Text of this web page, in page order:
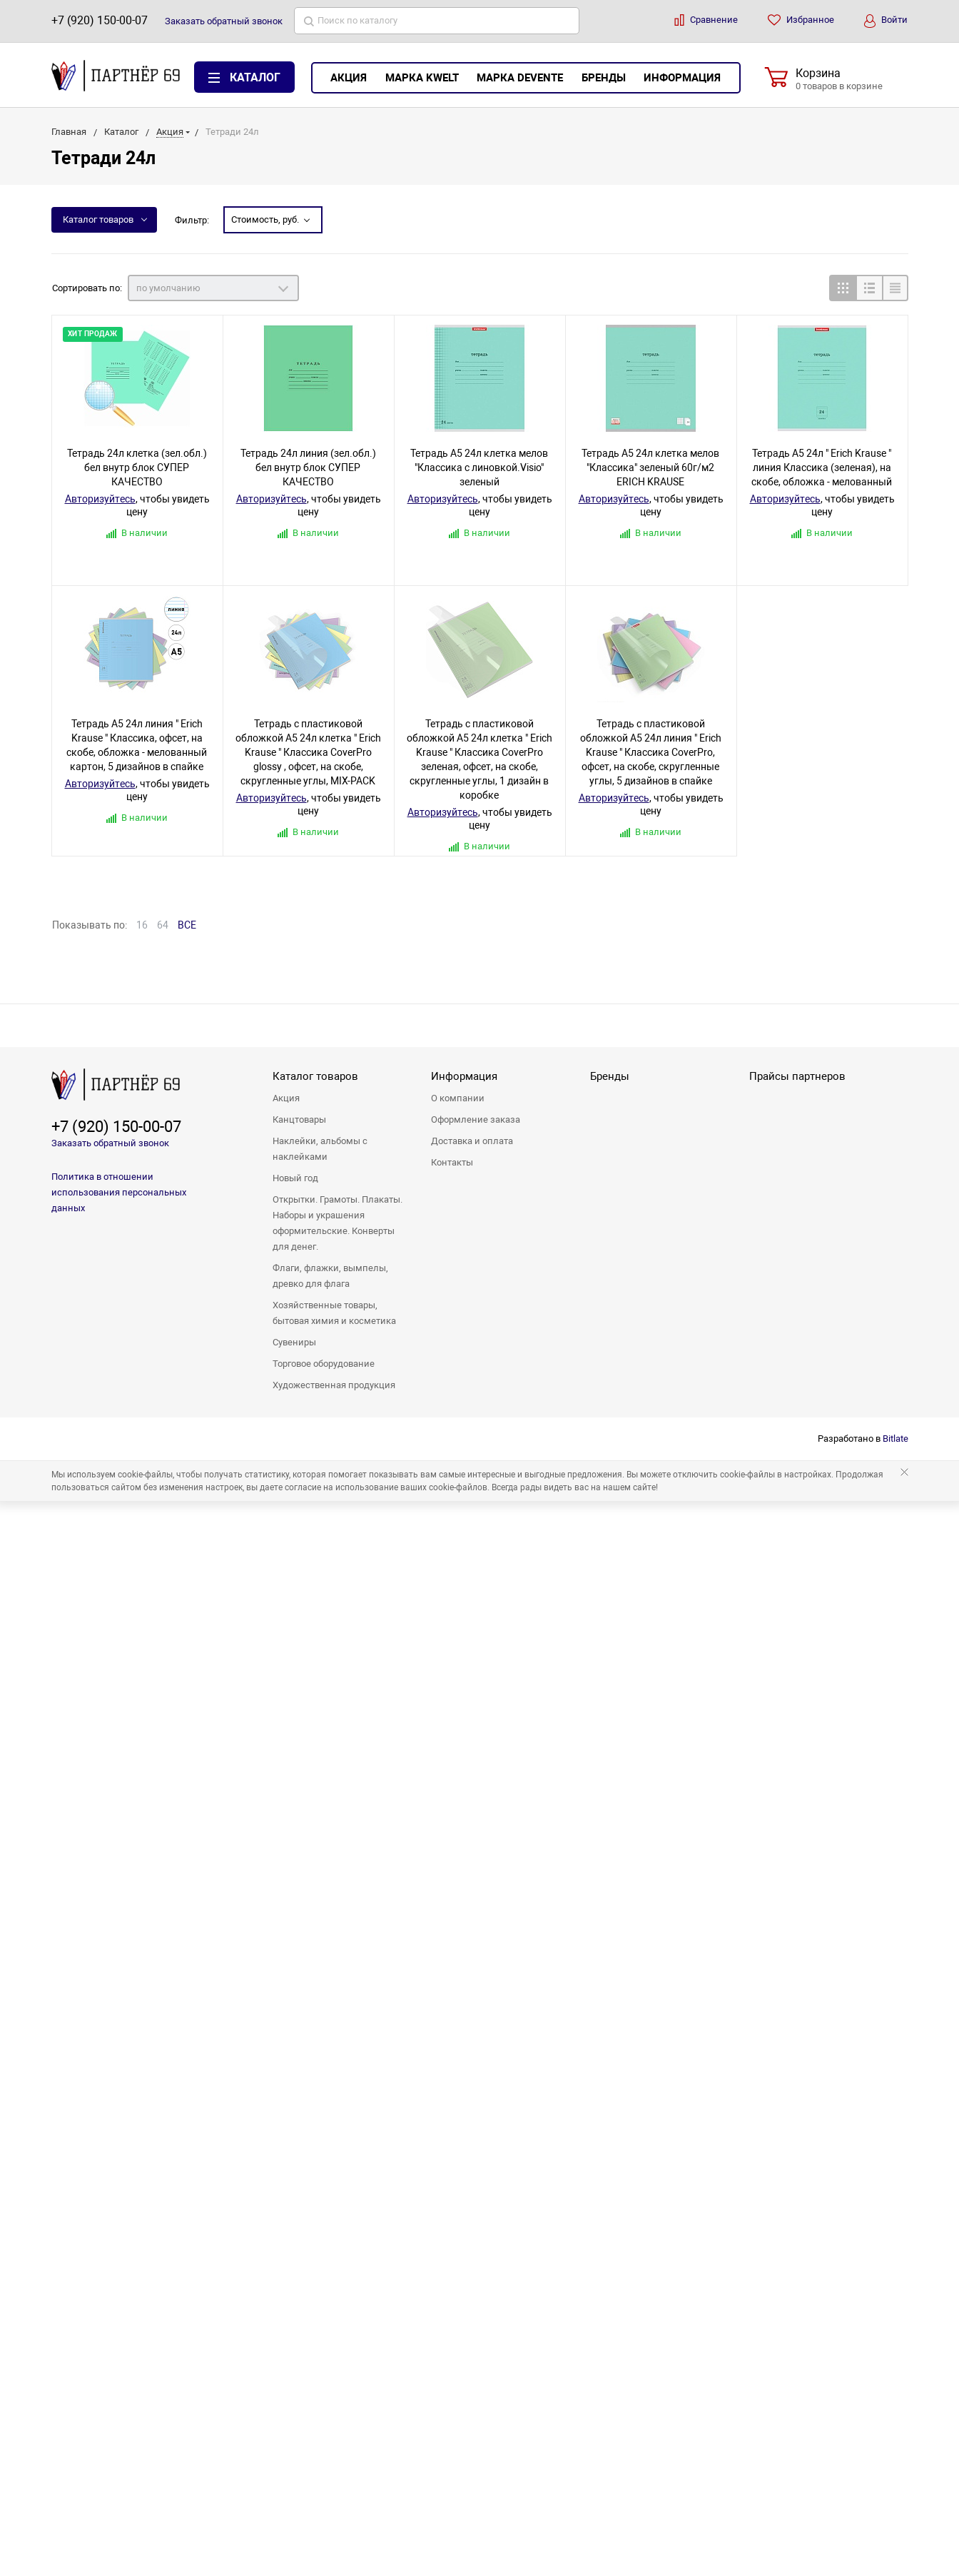
+7 (920) 150-00-07 Заказать обратный звонок Сравнение Избранное Войти
КАТАЛОГ АКЦИЯ МАРКА KWELT МАРКА DEVENTE БРЕНДЫ ИНФОРМАЦИЯ Корзина
0 товаров в корзине
Главная Каталог Акция Тетради 24л
Тетради 24л
Каталог товаров Фильтр: Стоимость, руб.
Сортировать по: по умолчанию
ХИТ ПРОДАЖ
Тетрадь 24л клетка (зел.обл.)
бел внутр блок СУПЕР
КАЧЕСТВО
Авторизуйтесь, чтобы увидеть
цену
В наличии
Тетрадь 24л линия (зел.обл.)
бел внутр блок СУПЕР
КАЧЕСТВО
Авторизуйтесь, чтобы увидеть
цену
В наличии
Тетрадь А5 24л клетка мелов
"Классика с линовкой.Visio"
зеленый
Авторизуйтесь, чтобы увидеть
цену
В наличии
Тетрадь А5 24л клетка мелов
"Классика" зеленый 60г/м2
ERICH KRAUSE
Авторизуйтесь, чтобы увидеть
цену
В наличии
Тетрадь А5 24л " Erich Krause "
линия Классика (зеленая), на
скобе, обложка - мелованный
Авторизуйтесь, чтобы увидеть
цену
В наличии
Тетрадь А5 24л линия " Erich
Krause " Классика, офсет, на
скобе, обложка - мелованный
картон, 5 дизайнов в спайке
Авторизуйтесь, чтобы увидеть
цену
В наличии
Тетрадь с пластиковой
обложкой А5 24л клетка " Erich
Krause " Классика CoverPrо
glossy , офсет, на скобе,
скругленные углы, MIX-PACK
Авторизуйтесь, чтобы увидеть
цену
В наличии
Тетрадь с пластиковой
обложкой А5 24л клетка " Erich
Krause " Классика CoverPrо
зеленая, офсет, на скобе,
скругленные углы, 1 дизайн в
коробке
Авторизуйтесь, чтобы увидеть
цену
В наличии
Тетрадь с пластиковой
обложкой А5 24л линия " Erich
Krause " Классика CoverPrо,
офсет, на скобе, скругленные
углы, 5 дизайнов в спайке
Авторизуйтесь, чтобы увидеть
цену
В наличии
Показывать по: 16 64 ВСЕ
+7 (920) 150-00-07
Заказать обратный звонок
Политика в отношении
использования персональных
данных
Каталог товаров
Акция
Канцтовары
Наклейки, альбомы с
наклейками
Новый год
Открытки. Грамоты. Плакаты.
Наборы и украшения
оформительские. Конверты
для денег.
Флаги, флажки, вымпелы,
древко для флага
Хозяйственные товары,
бытовая химия и косметика
Сувениры
Торговое оборудование
Художественная продукция
Информация
О компании
Оформление заказа
Доставка и оплата
Контакты
Бренды Прайсы партнеров
Разработано в Bitlate
Мы используем cookie-файлы, чтобы получать статистику, которая помогает показывать вам самые интересные и выгодные предложения. Вы можете отключить cookie-файлы в настройках. Продолжая
пользоваться сайтом без изменения настроек, вы даете согласие на использование ваших cookie-файлов. Всегда рады видеть вас на нашем сайте!